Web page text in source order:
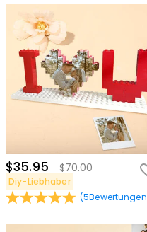
$35.95 $70.00
Diy-Liebhaber
(5Bewertungen